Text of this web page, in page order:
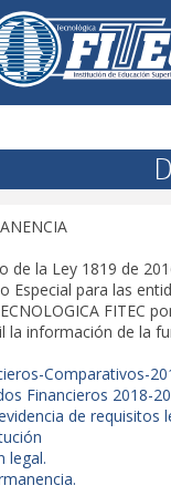
y acreditación
de la Ley 1819 de
Especial para las
FITEC
la información de la
Comparativos-
Financieros 2018-
de requisitos
legal.